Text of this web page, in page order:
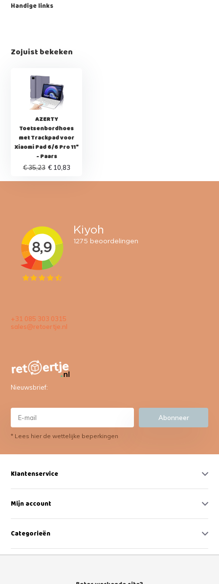
Handige links
Zojuist bekeken
AZERTY
Toetsenbordhoes
met Trackpad voor
Xiaomi Pad 6/6 Pro 11"
- Paars
€ 35,23 € 10,83
+31 085 303 0315
sales@retoertje.nl
Nieuwsbrief:
Abonneer
* Lees hier de wettelijke beperkingen
Klantenservice
Mijn account
Categorieën